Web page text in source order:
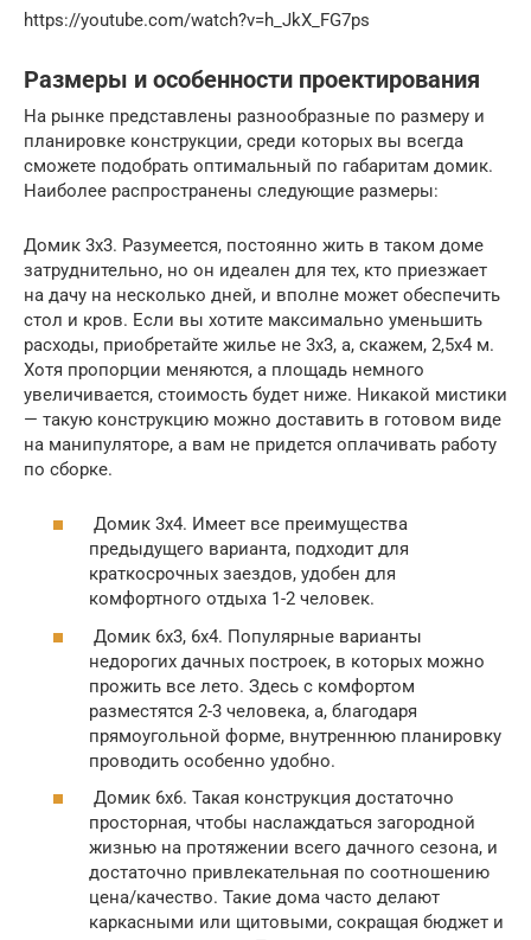
https://youtube.com/watch?v=h_JkX_FG7ps
Размеры и особенности проектирования
На рынке представлены разнообразные по размеру и
планировке конструкции, среди которых вы всегда
сможете подобрать оптимальный по габаритам домик.
Наиболее распространены следующие размеры:
Домик 3х3. Разумеется, постоянно жить в таком доме
затруднительно, но он идеален для тех, кто приезжает
на дачу на несколько дней, и вполне может обеспечить
стол и кров. Если вы хотите максимально уменьшить
расходы, приобретайте жилье не 3х3, а, скажем, 2,5х4 м.
Хотя пропорции меняются, а площадь немного
увеличивается, стоимость будет ниже. Никакой мистики
— такую конструкцию можно доставить в готовом виде
на манипуляторе, а вам не придется оплачивать работу
по сборке.
Домик 3х4. Имеет все преимущества
предыдущего варианта, подходит для
краткосрочных заездов, удобен для
комфортного отдыха 1-2 человек.
Домик 6х3, 6х4. Популярные варианты
недорогих дачных построек, в которых можно
прожить все лето. Здесь с комфортом
разместятся 2-3 человека, а, благодаря
прямоугольной форме, внутреннюю планировку
проводить особенно удобно.
Домик 6х6. Такая конструкция достаточно
просторная, чтобы наслаждаться загородной
жизнью на протяжении всего дачного сезона, и
достаточно привлекательная по соотношению
цена/качество. Такие дома часто делают
каркасными или щитовыми, сокращая бюджет и